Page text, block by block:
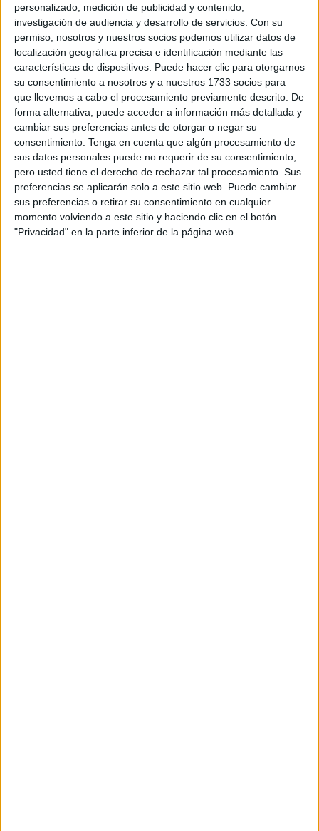
personalizado, medición de publicidad y contenido,
investigación de audiencia y desarrollo de servicios. Con su
permiso, nosotros y nuestros socios podemos utilizar datos de
localización geográfica precisa e identificación mediante las
características de dispositivos. Puede hacer clic para otorgarnos
su consentimiento a nosotros y a nuestros 1733 socios para
que llevemos a cabo el procesamiento previamente descrito. De
forma alternativa, puede acceder a información más detallada y
cambiar sus preferencias antes de otorgar o negar su
consentimiento. Tenga en cuenta que algún procesamiento de
sus datos personales puede no requerir de su consentimiento,
pero usted tiene el derecho de rechazar tal procesamiento. Sus
preferencias se aplicarán solo a este sitio web. Puede cambiar
sus preferencias o retirar su consentimiento en cualquier
momento volviendo a este sitio y haciendo clic en el botón
"Privacidad" en la parte inferior de la página web.
Los textos de los peregrinos que hemos encontrado y
que relatan lo que los peregrinos hicieron y vieron
cuando vinieron a Caná de Galilea coincide de gran
manera con lo que hemos descubierto en el complejo de
las veneraciones”, dijo el doctor McCollough.